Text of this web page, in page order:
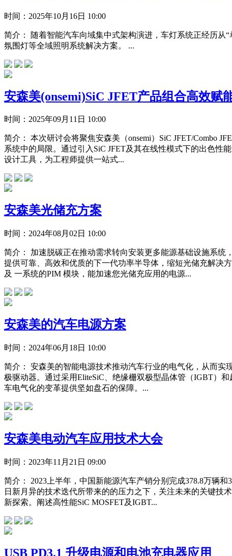
时间： 2025年10月16日 10:00
简介：
随着智能汽车向域集中式架构演进，车灯系统正经历从
氛围灯等全域照明系统解决方案。 ...
安森美(onsemi)SiC JFET产品组合高效赋
时间： 2025年09月11日 10:00
简介：
本次研讨会将聚焦安森美（onsemi）SiC JFET/Combo
系统中的局限。通过引入SiC JFET及其在线性模式下的出色性
设计工具，为工程师提供一站式...
安森美光储充方案
时间： 2024年08月02日 10:00
简介：
加速脱碳正在推动需求转向安装更多能源基础设施系统
提供可靠、高效和优质的下一代功率半导体，缩短光储充解决
及 一系统的PIM 模块，能加速您光储充应用的电源...
安森美的汽车电源方案
时间： 2024年06月18日 10:00
简介：
安森美的智能电源技术推动汽车行业的电气化，从而实
极驱动器。通过采用EliteSiC、绝缘栅双极型晶体管（IGBT）
车电气化的变革提供坚如盘石的保障。...
安森美电动汽车应用技术大会
时间： 2023年11月21日 09:00
简介：
2023上半年，中国新能源汽车产销分别完成378.8万辆
日新月异的技术迭代所带来的的压力之下，关注未来的关键技
新探索。阐述高性能SiC MOSFET及IGBT...
USB PD3.1 升级电源和电池充电器应用